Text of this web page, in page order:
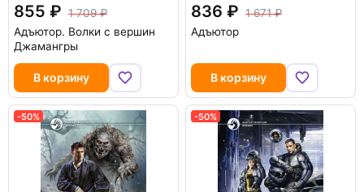
855
1 709
Адъютор. Волки с вершин
Джамангры
В корзину
836
1 671
Адъютор
В корзину
-50% -50%